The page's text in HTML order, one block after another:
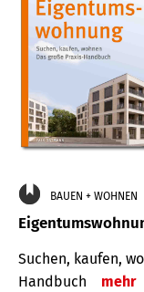
BAUEN + WOHNEN
Suchen, kaufen,
Handbuch
mehr